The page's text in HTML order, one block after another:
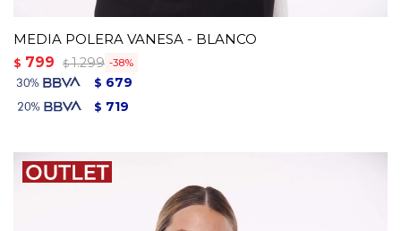
MEDIA POLERA VANESA - BLANCO
$ 799 $ 1.299 38
$ 679
$ 719